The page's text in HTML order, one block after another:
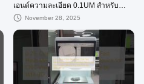
เอนด์ความละเอียด 0.1UM สำหรับ
นาฬิกามือถือการตรวจสอบอัตโนมัติ
November 28, 2025